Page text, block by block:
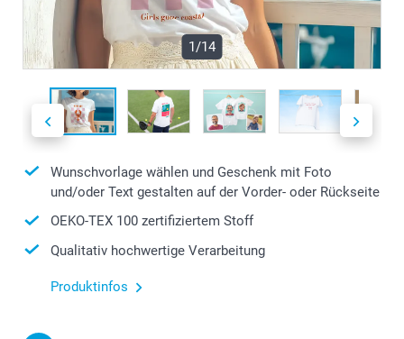
1/14
Wunschvorlage wählen und Geschenk mit Foto
und/oder Text gestalten auf der Vorder- oder Rückseite
OEKO-TEX 100 zertifiziertem Stoff
Qualitativ hochwertige Verarbeitung
Produktinfos